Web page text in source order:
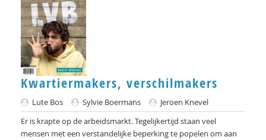
Kwartiermakers, verschilmakers
Lute Bos Sylvie Boermans
Jeroen Knevel
Er is krapte op de arbeidsmarkt. Tegelijkertijd staan veel
mensen met een verstandelijke beperking te popelen om aan